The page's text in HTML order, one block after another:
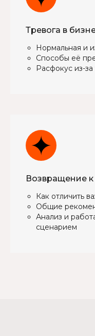
Тревога в
Нормальная и
Cпособы её
Расфокус из-за
Возвращение
Как отличить
Общие
Анализ и
сценарием